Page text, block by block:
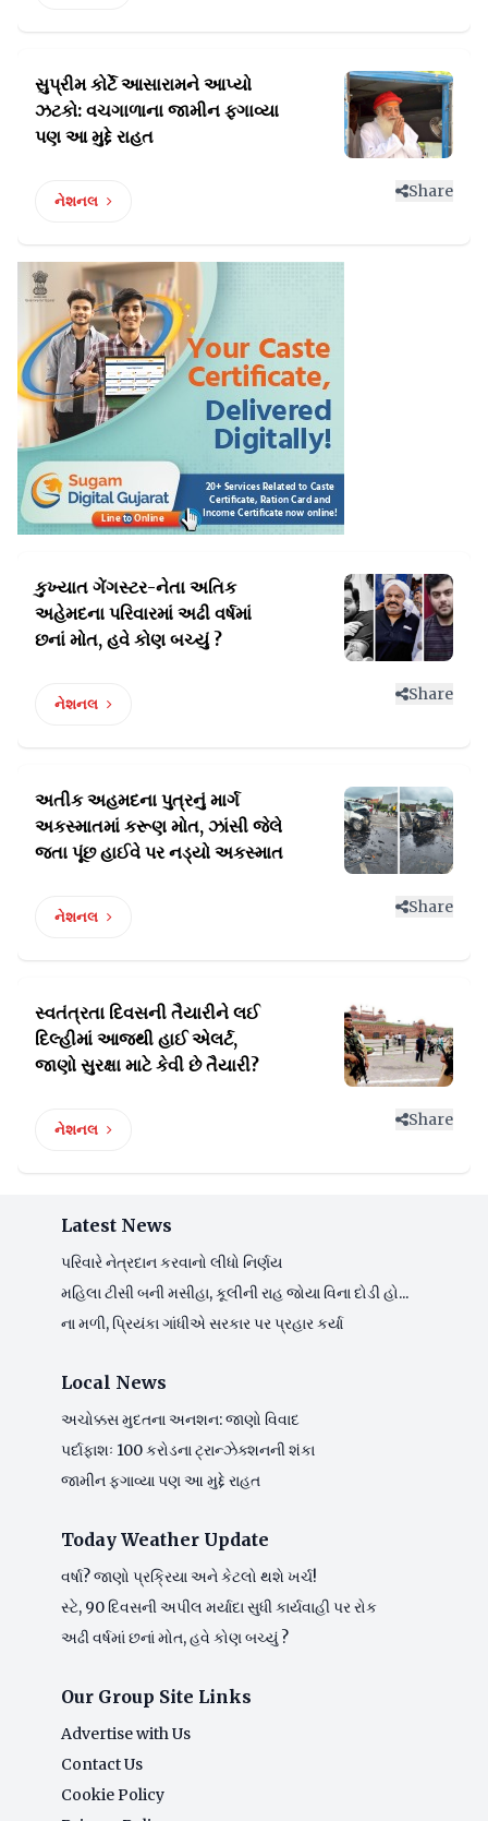
સુપ્રીમ કોર્ટે આસારામને આપ્યો
ઝટકો: વચગાળાના જામીન ફગાવ્યા
પણ આ મુદ્દે રાહત
નેશનલ
Share
કુખ્યાત ગેંગસ્ટર-નેતા અતિક
અહેમદના પરિવારમાં અઢી વર્ષમાં
છનાં મોત, હવે કોણ બચ્યું ?
નેશનલ
Share
અતીક અહમદના પુત્રનું માર્ગ
અકસ્માતમાં કરૂણ મોત, ઝાંસી જેલે
જતા પૂંછ હાઈવે પર નડ્યો અકસ્માત
નેશનલ
Share
સ્વતંત્રતા દિવસની તૈયારીને લઈ
દિલ્હીમાં આજથી હાઈ એલર્ટ,
જાણો સુરક્ષા માટે કેવી છે તૈયારી?
નેશનલ
Share
Latest News
પરિવારે નેત્રદાન કરવાનો લીધો નિર્ણય
મહિલા ટીસી બની મસીહા, કૂલીની રાહ જોયા વિના દોડી હો...
ના મળી, પ્રિયંકા ગાંધીએ સરકાર પર પ્રહાર કર્યા
Local News
અચોક્કસ મુદતના અનશન: જાણો વિવાદ
પર્દાફાશઃ 100 કરોડના ટ્રાન્ઝેક્શનની શંકા
જામીન ફગાવ્યા પણ આ મુદ્દે રાહત
Today Weather Update
વર્ષા? જાણો પ્રક્રિયા અને કેટલો થશે ખર્ચ!
સ્ટે, 90 દિવસની અપીલ મર્યાદા સુધી કાર્યવાહી પર રોક
અઢી વર્ષમાં છનાં મોત, હવે કોણ બચ્યું ?
Our Group Site Links
Advertise with Us
Contact Us
Cookie Policy